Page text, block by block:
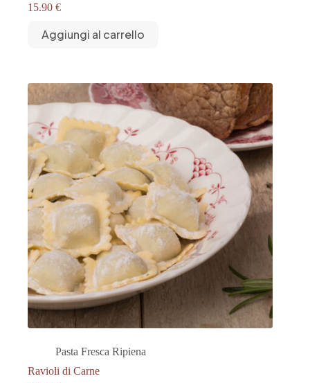
15.90 €
Aggiungi al carrello
Pasta Fresca Ripiena
Ravioli di Carne